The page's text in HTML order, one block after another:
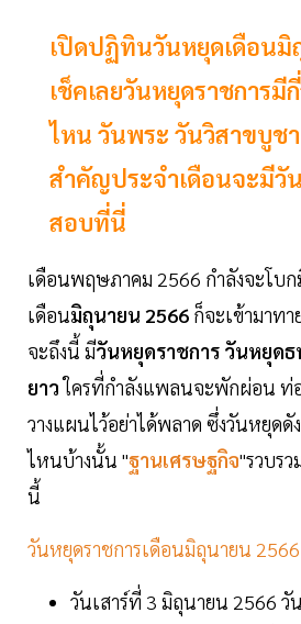
เปิดปฏิทินวันหยุดเดือนมิ
เช็คเลยวันหยุดราชการมี
ไหน วันพระ วันวิสาขบูช
สำคัญประจำเดือนจะมีวั
สอบที่นี่
เดือนพฤษภาคม 2566 กำลังจะโบ
เดือนมิถุนายน 2566 ก็จะเข้ามาท
จะถึงนี้ มีวันหยุดราชการ วันหยุด
ยาวใครที่กำลังแพลนจะพักผ่อน ท่อ
วางแผนไว้อย่าได้พลาด ซึ่งวันหยุดดั
ไหนบ้างนั้น "ฐานเศรษฐกิจ"รวบร
นี้
วันหยุดราชการเดือนมิถุนายน 2566
วันเสาร์ที่ 3 มิถุนายน 2566 วั